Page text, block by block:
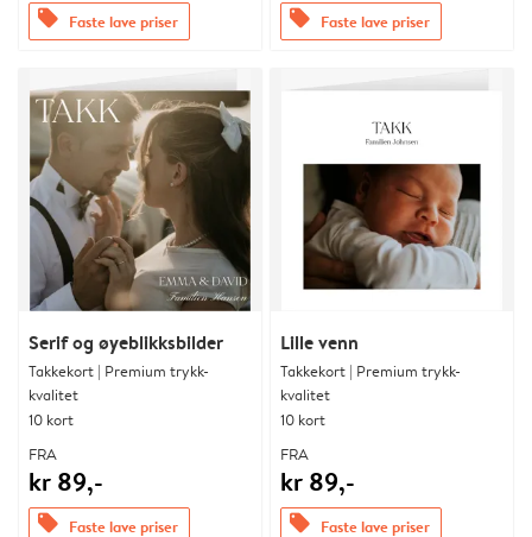
offers Faste lave priser offers Faste lave priser
Serif og øyeblikksbilder
Takkekort | Premium trykk-
kvalitet
10 kort
FRA
kr 89,-
offers Faste lave priser
Lille venn
Takkekort | Premium trykk-
kvalitet
10 kort
FRA
kr 89,-
offers Faste lave priser